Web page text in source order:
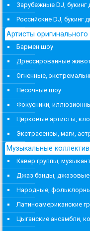
Зарубежные DJ, букинг
Российские DJ, букинг
Артисты
Бармен шоу
Дрессированные
Огненные,
Песочные шоу
Фокусники,
Цирковые артисты,
Экстрасенсы, маги,
Музыкальные
Кавер группы,
Джаз бэнды, джазовые
Народные,
Латиноамериканские
Цыганские ансамбли,